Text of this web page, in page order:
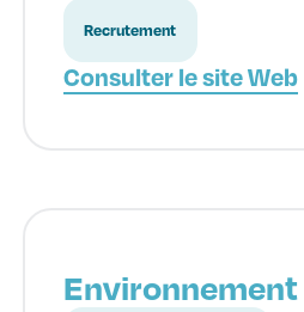
Recrutement
Consulter le site Web